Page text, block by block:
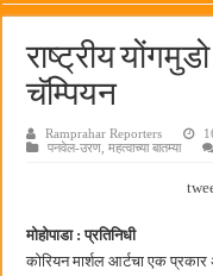
सर्वात मोठ्या दिवाळी अंक स्पर्धेचा
जनार्दन भगत शिक्षण प्रसारक
पालेखुर्द येथील जि.प. शाळेच्या नूतन
छत्रपती शिवाजी महाराज
राष्ट्रीय
चॅम्पियन
Ramprahar Reporters
पनवेल-उरण ,महत्वाच्या बातम्या
मोहोपाडा : प्रतिनिधी
कोरियन मार्शल आर्टचा एक प्रकार